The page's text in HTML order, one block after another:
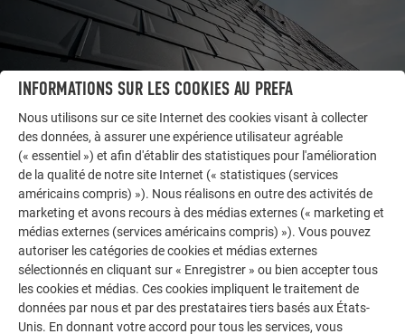
LAISSEZ-VOUS INSPIRER
AUTRES BÂTIMENTS
La galerie de références PREFA démontre la
polyvalence de l’aluminium. Découvrez d’autres projets
impressionnants avec les solutions en aluminium
INFORMATIONS SUR LES COOKIES AU PREFA
Nous utilisons sur ce site Internet des cookies visant à collecter
des données, à assurer une expérience utilisateur agréable
(« essentiel ») et afin d'établir des statistiques pour l'amélioration
de la qualité de notre site Internet (« statistiques (services
américains compris) »). Nous réalisons en outre des activités de
marketing et avons recours à des médias externes (« marketing et
médias externes (services américains compris) »). Vous pouvez
autoriser les catégories de cookies et médias externes
sélectionnés en cliquant sur « Enregistrer » ou bien accepter tous
les cookies et médias. Ces cookies impliquent le traitement de
données par nous et par des prestataires tiers basés aux États-
Unis. En donnant votre accord pour tous les services, vous